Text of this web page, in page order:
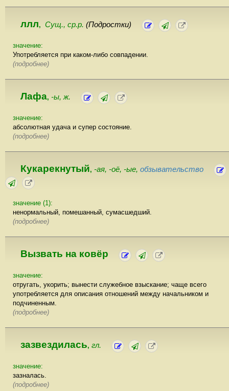
ллл, Сущ., ср.р. (Подростки)
значение:
Употребляется при каком-либо совпадении.
(подробнее)
Лафа, -ы, ж.
значение:
абсолютная удача и супер состояние.
(подробнее)
Кукарекнутый, -ая, -оё, -ые, обзывательство
значение (1):
ненормальный, помешанный, сумасшедший.
(подробнее)
Вызвать на ковёр
значение:
отругать, укорить; вынести служебное взыскание; чаще всего
употребляется для описания отношений между начальником и
подчиненным.
(подробнее)
зазвездилась, гл.
значение:
зазналась.
(подробнее)